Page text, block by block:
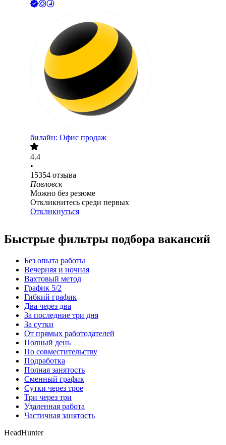
билайн: Офис продаж
4.4
•
15354 отзыва
Павловск
Можно без резюме
Откликнитесь среди первых
Откликнуться
Быстрые фильтры подбора вакансий
Без опыта работы
Вечерняя и ночная
Вахтовый метод
График 5/2
Гибкий график
Два через два
За последние три дня
За сутки
От прямых работодателей
Полный день
По совместительству
Подработка
Полная занятость
Сменный график
Сутки через трое
Три через три
Удаленная работа
Частичная занятость
HeadHunter